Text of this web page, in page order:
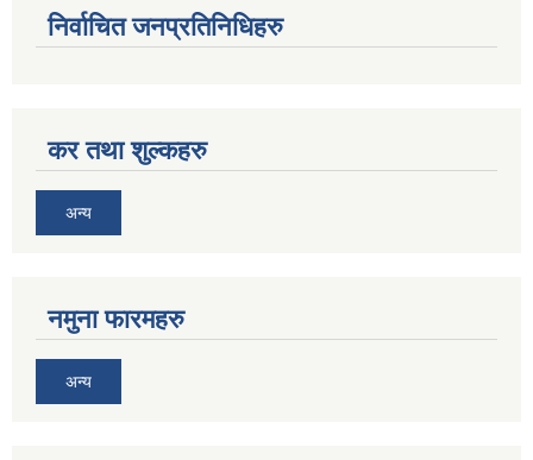
निर्वाचित जनप्रतिनिधिहरु
कर तथा शुल्कहरु
अन्य
नमुना फारमहरु
अन्य